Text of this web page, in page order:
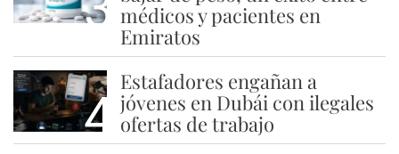
médicos y pacientes en
Emiratos
4
Estafadores engañan a
jóvenes en Dubái con ilegales
ofertas de trabajo